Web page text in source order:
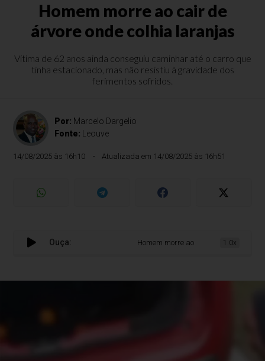
Homem morre ao cair de
árvore onde colhia laranjas
Vítima de 62 anos ainda conseguiu caminhar até o carro que
tinha estacionado, mas não resistiu à gravidade dos
ferimentos sofridos.
Por: Marcelo Dargelio
Fonte:
Leouve
14/08/2025 às 16h10 Atualizada em 14/08/2025 às 16h51
Ouça: Homem morre ao cair de árvore onde
1.0x